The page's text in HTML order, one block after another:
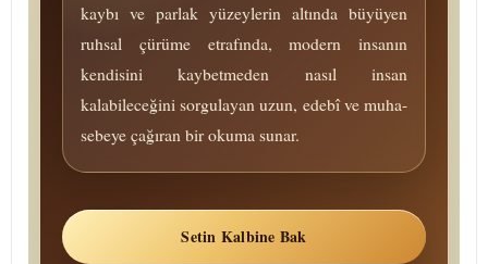
kaybı ve parlak yüzeylerin altında büyüyen
ruhsal çürüme etrafında, modern insanın
kendisini kaybetmeden nasıl insan
kalabileceğini sorgulayan uzun, edebî ve mu­ha­
se­be­ye çağıran bir okuma sunar.
Setin Kalbine Bak